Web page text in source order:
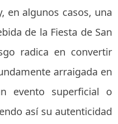
en algunos casos, una
de la Fiesta de San
radica en convertir
arraigada en
evento superficial o
así su autenticidad